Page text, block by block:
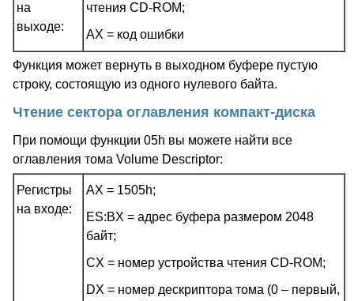
на
выходе:
чтения CD-ROM;
AX = код ошибки
Функция может вернуть в выходном буфере пустую
строку, состоящую из одного нулевого байта.
Чтение сектора оглавления компакт-диска
При помощи функции 05h вы можете найти все
оглавления тома Volume Descriptor:
Регистры
на входе:
AX = 1505h;
ES:BX = адрес буфера размером 2048
байт;
CX = номер устройства чтения CD-ROM;
DX = номер дескриптора тома (0 – первый,